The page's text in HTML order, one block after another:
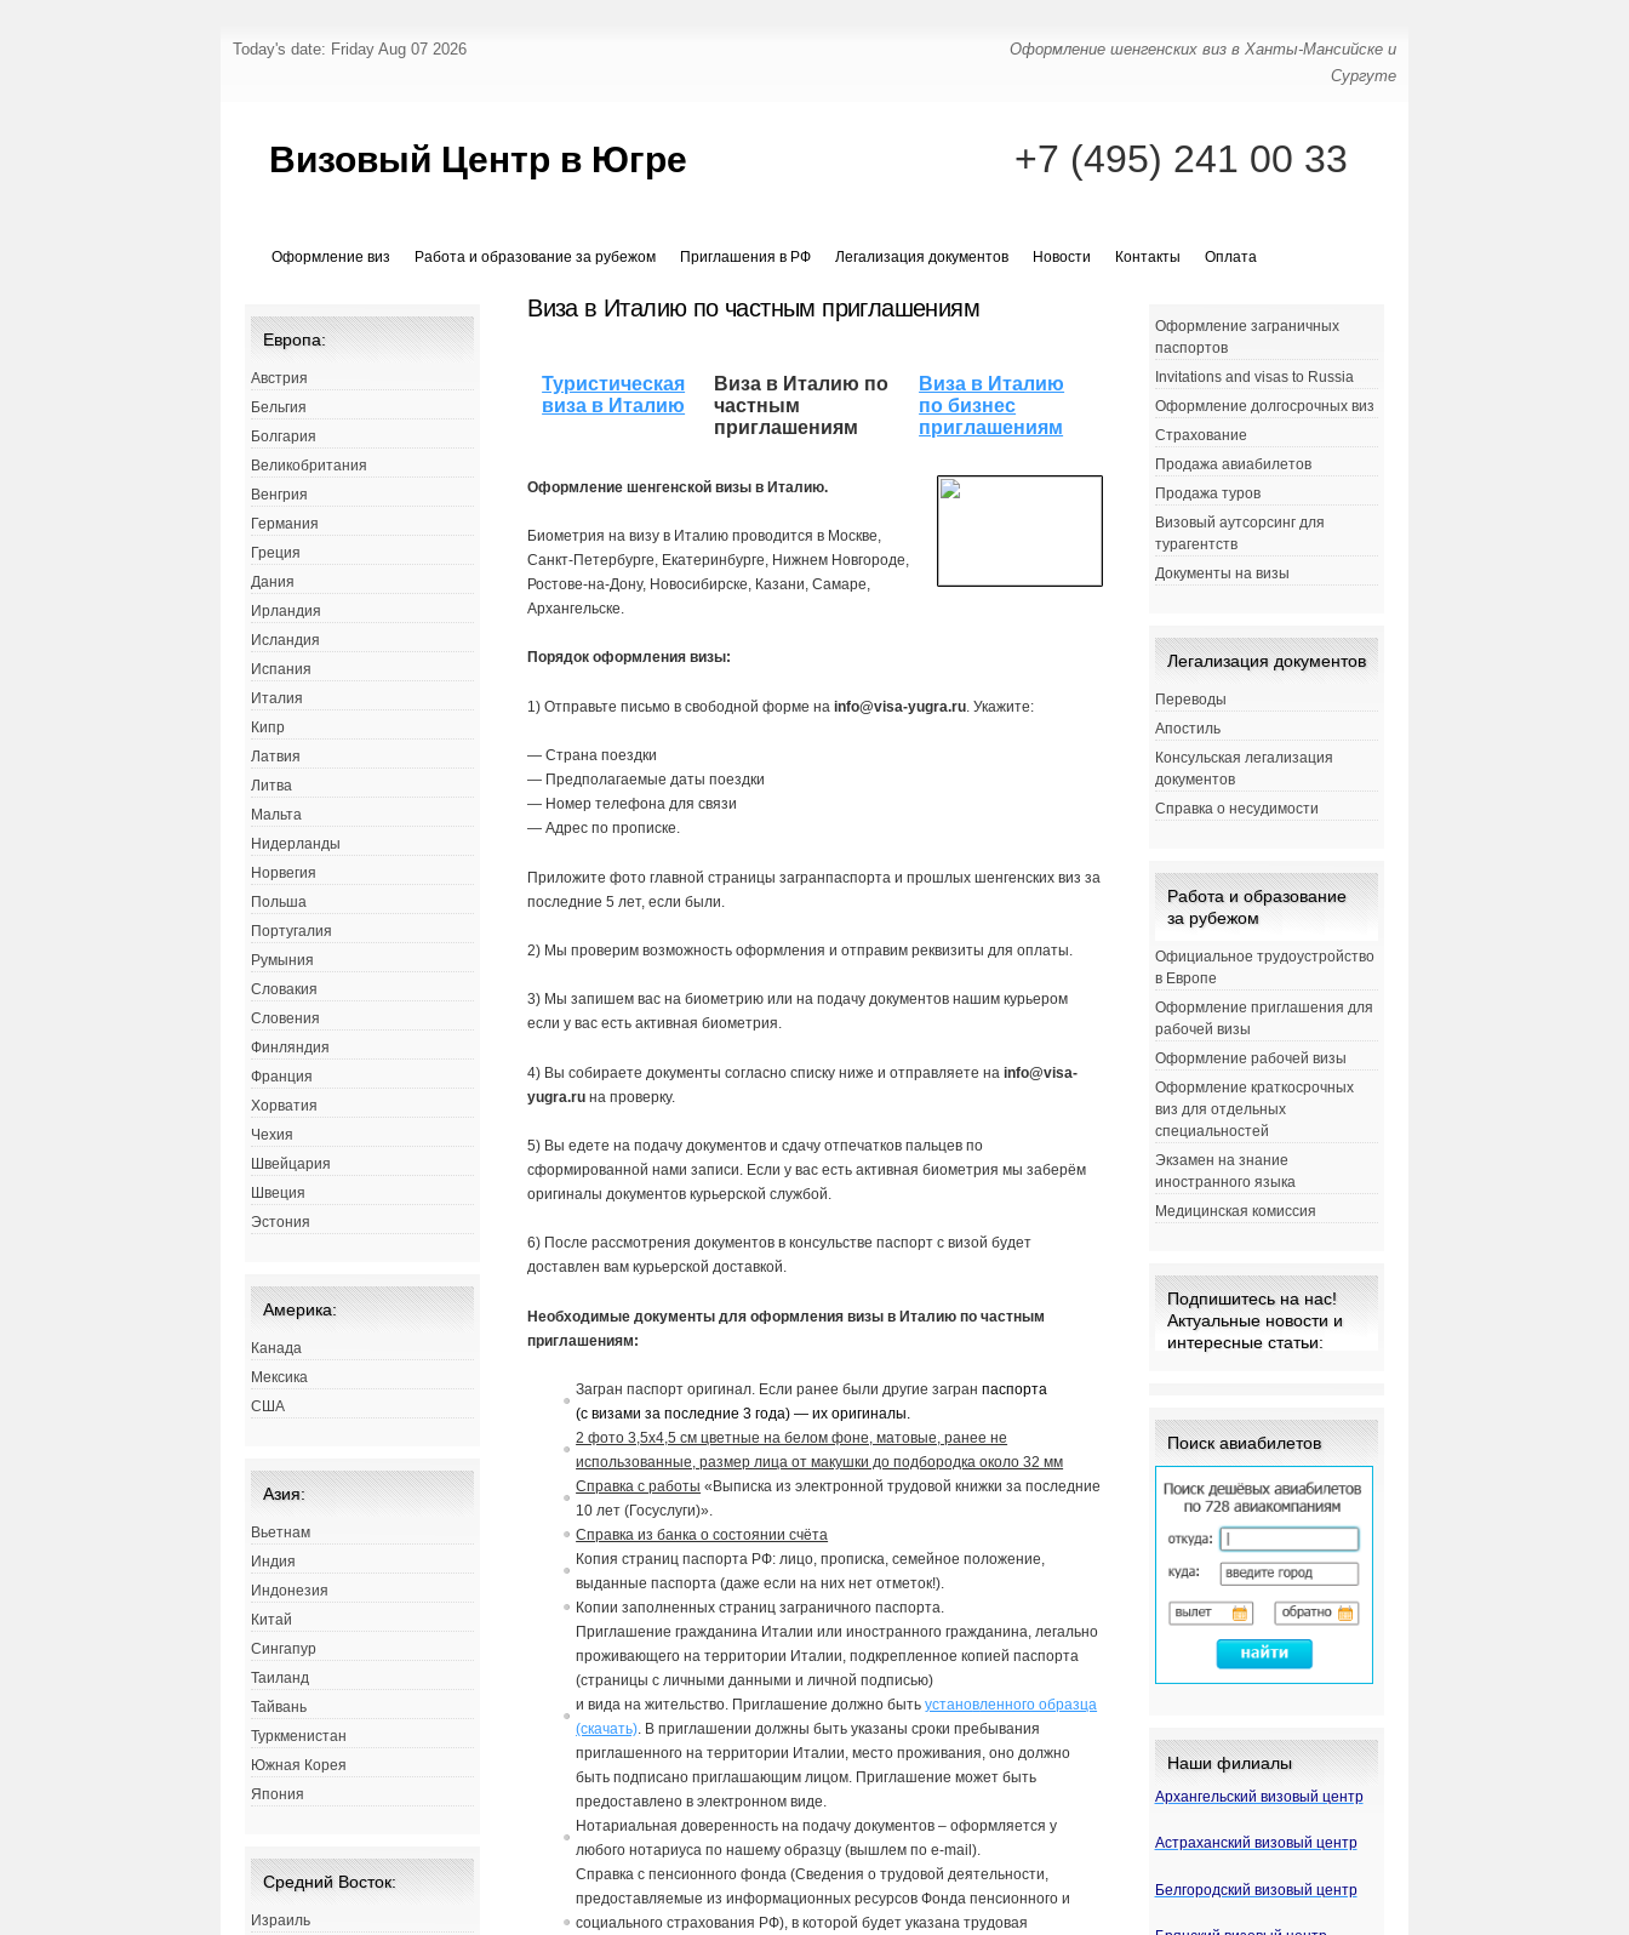
Оформление шенгенских виз в Ханты-Мансийске и
Сургуте
Today's date: Friday Aug 07 2026
Визовый Центр в Югре +7 (495) 241 00 33
Оформление виз Работа и образование за рубежом Приглашения в РФ Легализация документов Новости Контакты Оплата
Виза в Италию по частным приглашениям
Туристическая
виза в Италию
Виза в Италию по
частным
приглашениям
Виза в Италию
по бизнес
приглашениям
Оформление шенгенской визы в Италию.
Биометрия на визу в Италию проводится в Москве,
Санкт-Петербурге, Екатеринбурге, Нижнем Новгороде,
Ростове-на-Дону, Новосибирске, Казани, Самаре,
Архангельске.
Порядок оформления визы:
1) Отправьте письмо в свободной форме наinfo@visa-yugra.ru . Укажите:
— Страна поездки
— Предполагаемые даты поездки
— Номер телефона для связи
— Адрес по прописке.
Приложите фото главной страницы загранпаспорта и прошлых шенгенских виз за
последние 5 лет, если были.
2) Мы проверим возможность оформления и отправим реквизиты для оплаты.
3) Мы запишем вас на биометрию или на подачу документов нашим курьером
если у вас есть активная биометрия.
4) Вы собираете документы согласно списку ниже и отправляете наinfo@visa-
yugra.ru на проверку.
5) Вы едете на подачу документов и сдачу отпечатков пальцев по
сформированной нами записи. Если у вас есть активная биометрия мы заберём
оригиналы документов курьерской службой.
6) После рассмотрения документов в консульстве паспорт с визой будет
доставлен вам курьерской доставкой.
Необходимые документы для оформления визы в Италию по частным
приглашениям:
Загран паспорт оригинал. Если ранее были другие загранпаспорта
(свизами за последние 3 года) — их оригиналы.
2 фото 3,5х4,5 см цветные на белом фоне, матовые, ранее не
использованные, размер лица от макушки до подбородка около 32 мм
Справка с работы «Выписка из электронной трудовой книжки за последние
10 лет (Госуслуги)».
Справка из банка о состоянии счёта
Копия страниц паспорта РФ: лицо, прописка, семейное положение,
выданные паспорта (даже если на них нет отметок!).
Копии заполненных страниц заграничного паспорта.
Приглашение гражданина Италии или иностранного гражданина, легально
проживающегона территории Италии, подкрепленное копией паспорта
(страницы с личными данными и личной подписью)
ивидана жительство. Приглашение должно бытьустановленного образца
(скачать). В приглашении должны быть указаны сроки пребывания
приглашенногона территории Италии, место проживания, оно должно
быть подписано приглашающим лицом. Приглашение может быть
предоставленов электронномвиде.
Нотариальная доверенностьна подачу документов – оформляется у
любого нотариуса по нашему образцу (вышлем по e-mail).
Справка с пенсионного фонда (Сведения о трудовой деятельности,
предоставляемые из информационных ресурсов Фонда пенсионного и
социального страхования РФ), в которой будет указана трудовая
Европа:
Австрия
Бельгия
Болгария
Великобритания
Венгрия
Германия
Греция
Дания
Ирландия
Исландия
Испания
Италия
Кипр
Латвия
Литва
Мальта
Нидерланды
Норвегия
Польша
Португалия
Румыния
Словакия
Словения
Финляндия
Франция
Хорватия
Чехия
Швейцария
Швеция
Эстония
Америка:
Канада
Мексика
США
Азия:
Вьетнам
Индия
Индонезия
Китай
Сингапур
Таиланд
Тайвань
Туркменистан
Южная Корея
Япония
Средний Восток:
Израиль
Оформление заграничных
паспортов
Invitations and visas to Russia
Оформление долгосрочных виз
Страхование
Продажа авиабилетов
Продажа туров
Визовый аутсорсинг для
турагентств
Документы на визы
Легализация документов
Переводы
Апостиль
Консульская легализация
документов
Справка о несудимости
Работа и образование
за рубежом
Официальное трудоустройство
в Европе
Оформление приглашения для
рабочей визы
Оформление рабочей визы
Оформление краткосрочных
виз для отдельных
специальностей
Экзамен на знание
иностранного языка
Медицинская комиссия
Подпишитесь на нас!
Актуальные новости и
интересные статьи:
Поиск авиабилетов
Наши филиалы
Архангельский визовый центр
Астраханский визовый центр
Белгородский визовый центр